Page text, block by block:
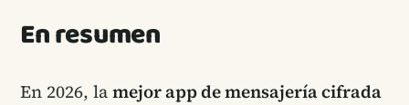
En resumen
En 2026, lamejor app de mensajería cifrada